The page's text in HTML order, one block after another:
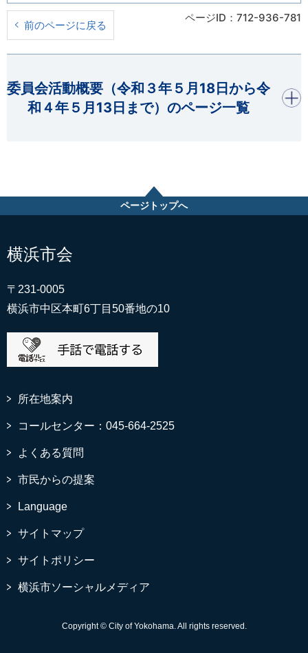
前のページに戻る
ページID：712-936-781
委員会活動概要（令和３年５月18日から令
和４年５月13日まで）のページ一覧
開く
ページトップへ
横浜市会
〒231-0005
横浜市中区本町6丁目50番地の10
所在地案内
コールセンター：045-664-2525
よくある質問
市民からの提案
Language
サイトマップ
サイトポリシー
横浜市ソーシャルメディア
Copyright © City of Yokohama. All rights reserved.